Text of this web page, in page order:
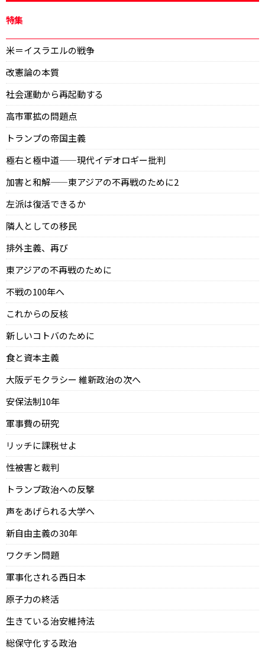
特集
米＝イスラエルの戦争
改憲論の本質
社会運動から再起動する
高市軍拡の問題点
トランプの帝国主義
極右と極中道——現代イデオロギー批判
加害と和解——東アジアの不再戦のために2
左派は復活できるか
隣人としての移民
排外主義、再び
東アジアの不再戦のために
不戦の100年へ
これからの反核
新しいコトバのために
食と資本主義
大阪デモクラシー 維新政治の次へ
安保法制10年
軍事費の研究
リッチに課税せよ
性被害と裁判
トランプ政治への反撃
声をあげられる大学へ
新自由主義の30年
ワクチン問題
軍事化される西日本
原子力の終活
生きている治安維持法
総保守化する政治